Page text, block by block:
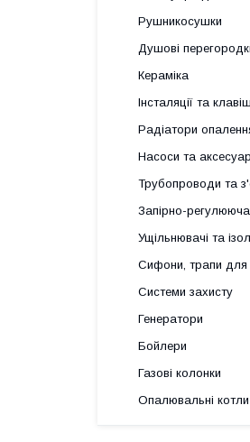
Рушникосушки
Душові
Кераміка
Інсталяції та
Радіатори
Насоси та
Трубопроводи та
Запірно-
Ущільнювачі та
Сифони, трапи
Системи захисту
Генератори
Бойлери
Газові колонки
Опалювальні котли